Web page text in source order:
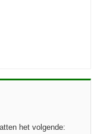
het volgende: